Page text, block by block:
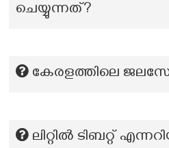
ചെയ്യുന്നത്?
കേരളത്തിലെ
ലിറ്റില്‍ ടിബറ്റ്